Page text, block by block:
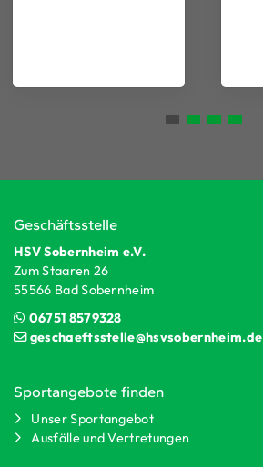
Geschäftsstelle
HSV Sobernheim e.V.
Zum Staaren 26
55566 Bad Sobernheim
06751 8579328
geschaeftsstelle@hsvsobernheim.de
Sportangebote finden
Unser Sportangebot
Ausfälle und Vertretungen